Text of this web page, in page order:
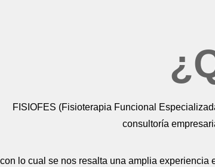
FISIOFES (Fisioterapia Funcional
consultoría
con lo cual se nos resalta una amplia experiencia